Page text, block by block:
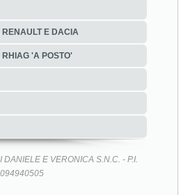
RENAULT E DACIA
RHIAG 'A POSTO'
E VERONICA S.N.C. - P.I.